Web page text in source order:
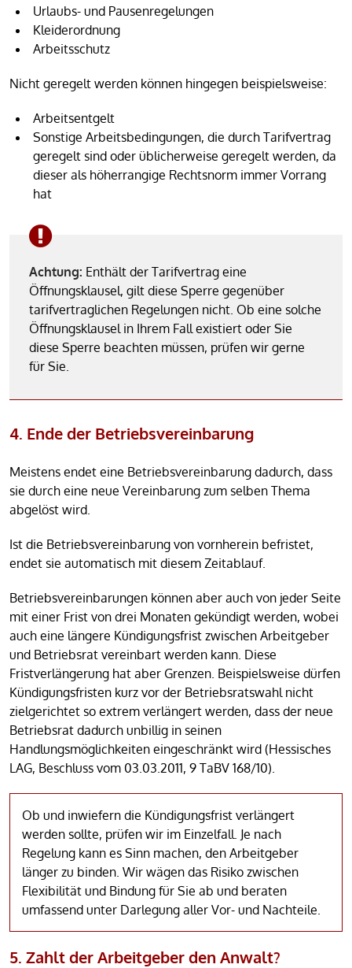
Urlaubs- und Pausenregelungen
Kleiderordnung
Arbeitsschutz
Nicht geregelt werden können hingegen beispielsweise:
Arbeitsentgelt
Sonstige Arbeitsbedingungen, die durch Tarifvertrag
geregelt sind oder üblicherweise geregelt werden, da
dieser als höherrangige Rechtsnorm immer Vorrang
hat
Achtung: Enthält der Tarifvertrag eine
Öffnungsklausel, gilt diese Sperre gegenüber
tarifvertraglichen Regelungen nicht. Ob eine solche
Öffnungsklausel in Ihrem Fall existiert oder Sie
diese Sperre beachten müssen, prüfen wir gerne
für Sie.
4. Ende der Betriebsvereinbarung
Meistens endet eine Betriebsvereinbarung dadurch, dass
sie durch eine neue Vereinbarung zum selben Thema
abgelöst wird.
Ist die Betriebsvereinbarung von vornherein befristet,
endet sie automatisch mit diesem Zeitablauf.
Betriebsvereinbarungen können aber auch von jeder Seite
mit einer Frist von drei Monaten gekündigt werden, wobei
auch eine längere Kündigungsfrist zwischen Arbeitgeber
und Betriebsrat vereinbart werden kann. Diese
Fristverlängerung hat aber Grenzen. Beispielsweise dürfen
Kündigungsfristen kurz vor der Betriebsratswahl nicht
zielgerichtet so extrem verlängert werden, dass der neue
Betriebsrat dadurch unbillig in seinen
Handlungsmöglichkeiten eingeschränkt wird (Hessisches
LAG, Beschluss vom 03.03.2011, 9 TaBV 168/10).
Ob und inwiefern die Kündigungsfrist verlängert
werden sollte, prüfen wir im Einzelfall. Je nach
Regelung kann es Sinn machen, den Arbeitgeber
länger zu binden. Wir wägen das Risiko zwischen
Flexibilität und Bindung für Sie ab und beraten
umfassend unter Darlegung aller Vor- und Nachteile.
5. Zahlt der Arbeitgeber den Anwalt?